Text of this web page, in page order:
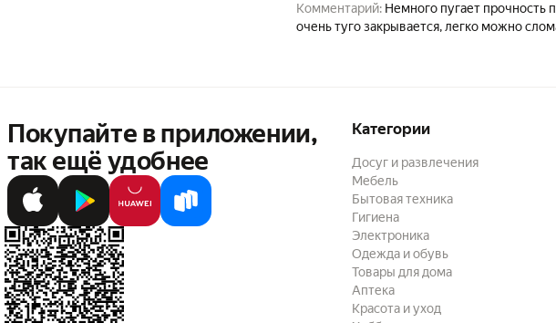
Комментарий: Немного пугает прочность
очень туго закрывается, легко можно
день, быстрая да еще рассрочка.
Покупайте в приложении,
так ещё удобнее
Категории
Досуг и развлечения
Мебель
Бытовая техника
Гигиена
Электроника
Одежда и обувь
Товары для дома
Аптека
Красота и уход